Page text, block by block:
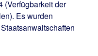
(Verfügbarkeit der
Es wurden